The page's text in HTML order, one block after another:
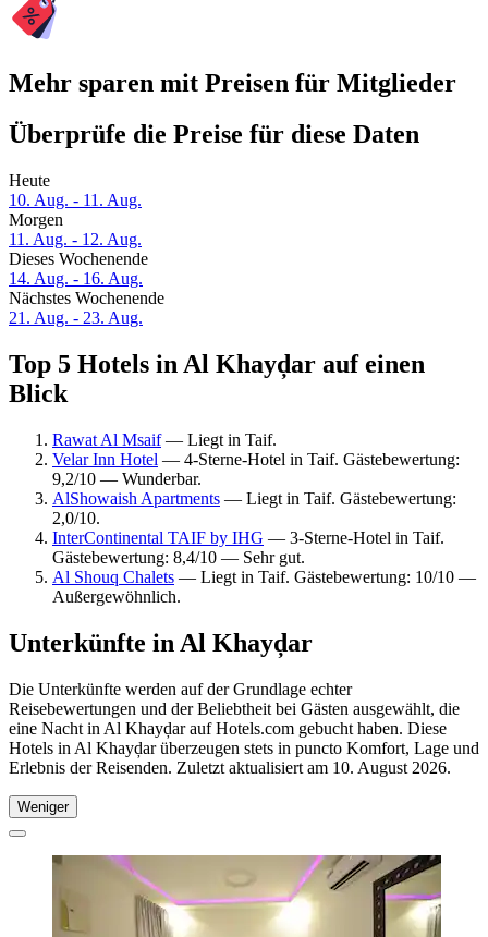
Mehr sparen mit Preisen für Mitglieder
Überprüfe die Preise für diese Daten
Heute
10. Aug. - 11. Aug.
Morgen
11. Aug. - 12. Aug.
Dieses Wochenende
14. Aug. - 16. Aug.
Nächstes Wochenende
21. Aug. - 23. Aug.
Top 5 Hotels in Al Khayḑar auf einen
Blick
Rawat Al Msaif— Liegt in Taif.
Velar Inn Hotel — 4-Sterne-Hotel in Taif. Gästebewertung:
9,2/10 — Wunderbar.
AlShowaish Apartments — Liegt in Taif. Gästebewertung:
2,0/10.
InterContinental TAIF by IHG — 3-Sterne-Hotel in Taif.
Gästebewertung: 8,4/10 — Sehr gut.
Al Shouq Chalets — Liegt in Taif. Gästebewertung: 10/10 —
Außergewöhnlich.
Unterkünfte in Al Khayḑar
Die Unterkünfte werden auf der Grundlage echter
Reisebewertungen und der Beliebtheit bei Gästen ausgewählt, die
eine Nacht in Al Khayḑar auf Hotels.com gebucht haben. Diese
Hotels in Al Khayḑar überzeugen stets in puncto Komfort, Lage und
Erlebnis der Reisenden. Zuletzt aktualisiert am 10. August 2026.
Weniger